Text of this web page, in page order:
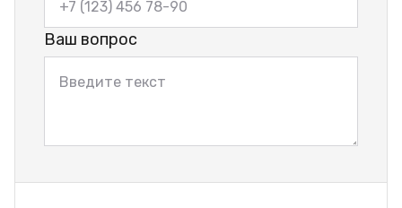
Ваш вопрос